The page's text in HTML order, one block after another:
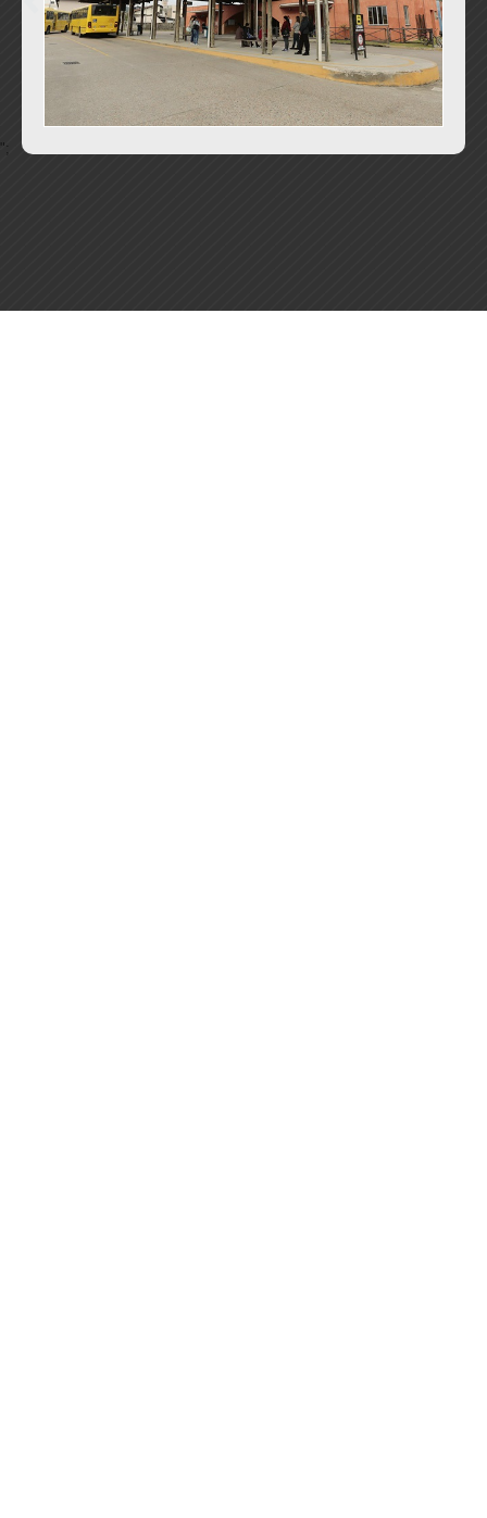
3 4 5 6 7 8 9 10 11 12
";